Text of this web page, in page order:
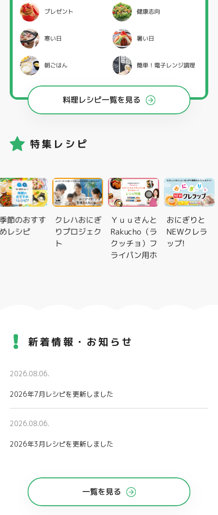
プレゼント 健康志向
寒い日 暑い日
朝ごはん 簡単！電子レンジ調理
料理レシピ一覧を見る
特集レシピ
のおすす
シピ
クレハおにぎ
りプロジェク
ト
Ｙｕｕさんと
Rakucho（ラ
クッチョ）フ
ライパン用ホ
イルシートレ
おにぎりと
NEWクレラ
ップ!
新着情報・お知らせ
2026.08.06.
2026年7月レシピを更新しました
2026.08.06.
2026年3月レシピを更新しました
一覧を見る